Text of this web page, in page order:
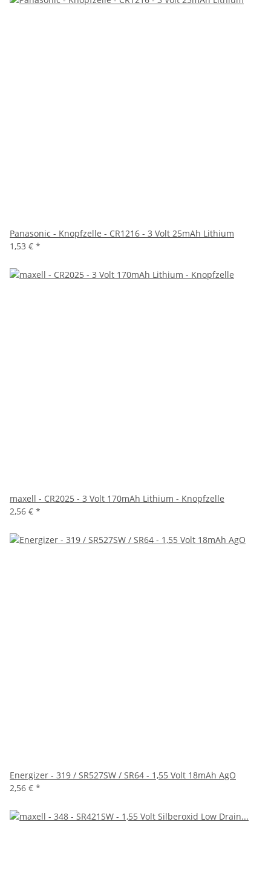
Panasonic - Knopfzelle - CR1216 - 3 Volt 25mAh Lithium
1,53 € *
maxell - CR2025 - 3 Volt 170mAh Lithium - Knopfzelle
2,56 € *
Energizer - 319 / SR527SW / SR64 - 1,55 Volt 18mAh AgO
2,56 € *